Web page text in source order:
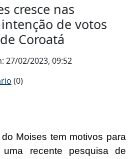
cresce nas
de votos
Coroatá
27/02/2023, 09:52
(0)
Moises tem motivos para
uma recente pesquisa de